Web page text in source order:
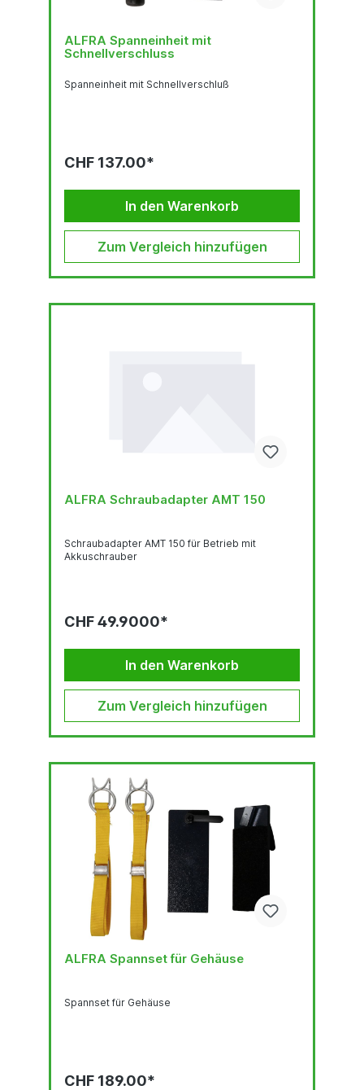
ALFRA Spanneinheit mit
Schnellverschluss
Spanneinheit mit Schnellverschluß
CHF 137.00*
In den Warenkorb
Zum Vergleich hinzufügen
ALFRA Schraubadapter AMT 150
Schraubadapter AMT 150 für Betrieb mit
Akkuschrauber
CHF 49.9000*
In den Warenkorb
Zum Vergleich hinzufügen
ALFRA Spannset für Gehäuse
Spannset für Gehäuse
CHF 189.00*